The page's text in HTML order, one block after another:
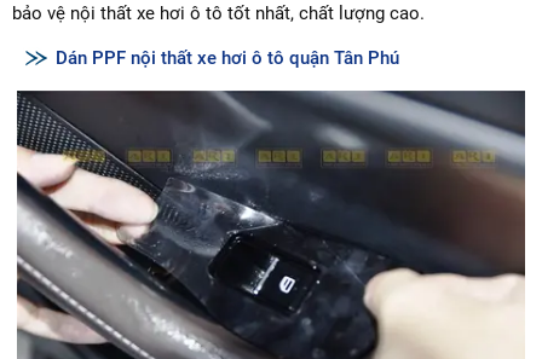
bảo vệ nội thất xe hơi ô tô tốt nhất, chất lượng cao.
Dán PPF nội thất xe hơi ô tô quận Tân Phú